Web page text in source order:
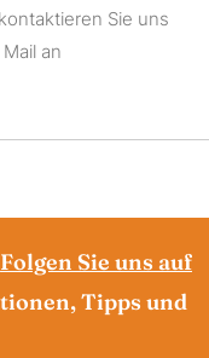
Sie uns
an
Folgen Sie uns auf
Tipps und